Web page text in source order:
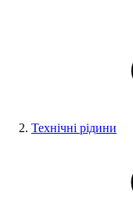
Технічні рідини